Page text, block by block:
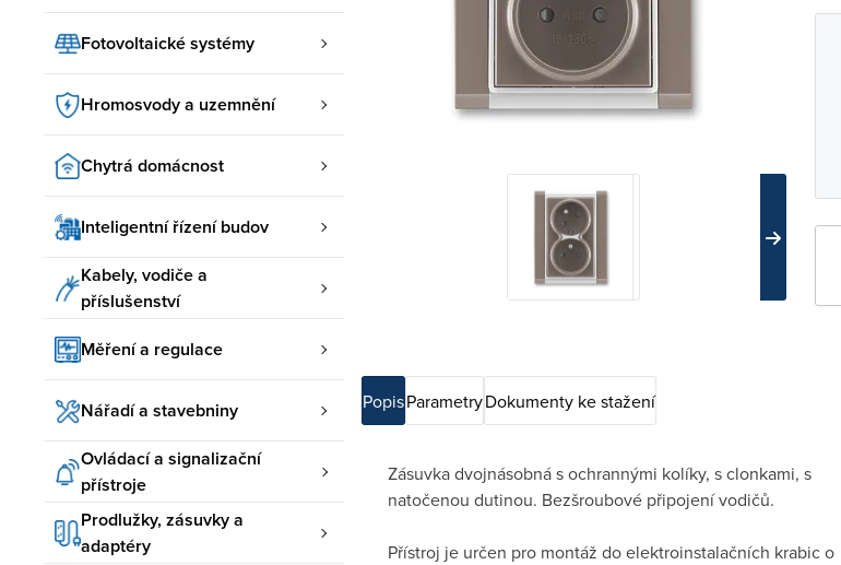
Fotovoltaické systémy
Hromosvody a uzemnění
Chytrá domácnost
Inteligentní řízení budov
Kabely, vodiče a
příslušenství
Měření a regulace
Nářadí a stavebniny
Ovládací a signalizační
přístroje
Prodlužky, zásuvky a
adaptéry
PopisParametryDokumenty ke stažení
Zásuvka dvojnásobná s ochrannými kolíky, s clonkami, s
natočenou dutinou. Bezšroubové připojení vodičů.
Přístroj je určen pro montáž do elektroinstalačních krabic o